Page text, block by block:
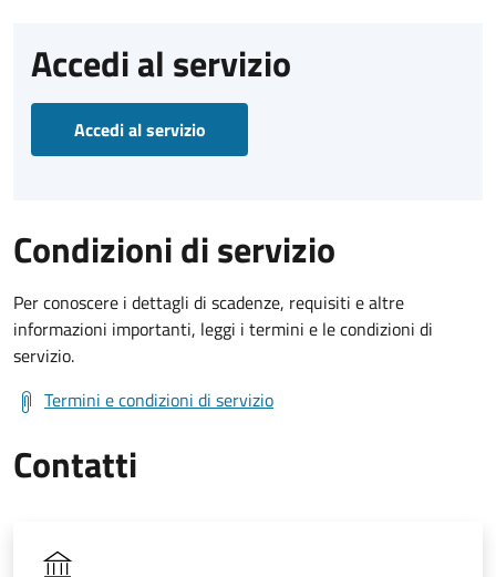
Accedi al servizio
Accedi al servizio
Condizioni di servizio
Per conoscere i dettagli di scadenze, requisiti e altre
informazioni importanti, leggi i termini e le condizioni di
servizio.
Termini e condizioni di servizio
Contatti